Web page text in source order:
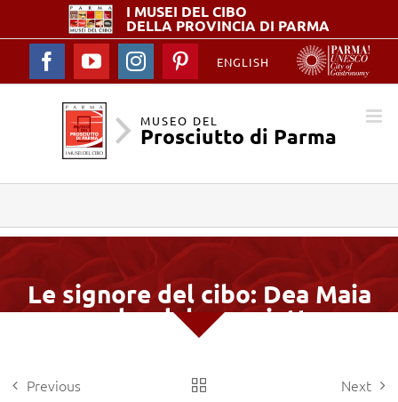
I MUSEI DELCIBO
DELLA PROVINCIA DI PARMA
ENGLISH
FacebookYouTubeInstagramPinterest
MUSEO DEL
Prosciutto di Parma
Le signore del cibo: Dea Maia
madre del prosciutto
Previous Next